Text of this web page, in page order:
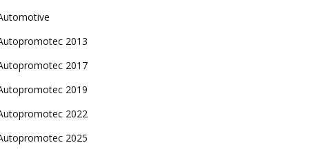
2013
2017
2019
2022
2025